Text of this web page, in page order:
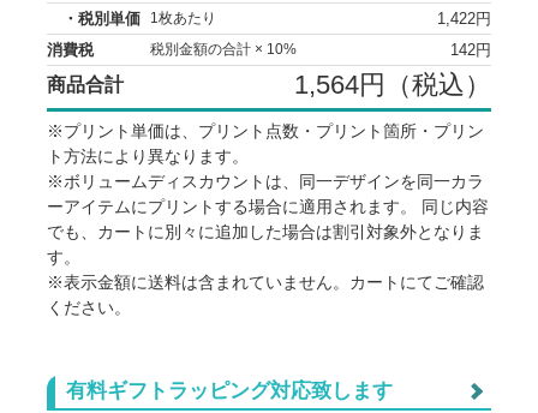
・税別単価 1枚あたり
1,422円
消費税
税別金額の合計 × 10% 142円
商品合計 1,564円（税込）
※プリント単価は、プリント点数・プリント箇所・プリン
ト方法により異なります。
※ボリュームディスカウントは、同一デザインを同一カラ
ーアイテムにプリントする場合に適用されます。 同じ内容
でも、カートに別々に追加した場合は割引対象外となりま
す。
※表示金額に送料は含まれていません。カートにてご確認
ください。
※ギフト包装をご希望の場合、1点につき+220円(税込)の
追加料金となります。
有料ギフトラッピング対応致します